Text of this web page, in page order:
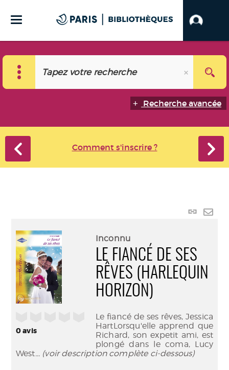
Recherche avancée
Comment s'inscrire ?
Lien
0avis
Inconnu
LE FIANCÉ DE SES
RÊVES (HARLEQUIN
HORIZON)
Le fiancé de ses rêves, Jessica
HartLorsqu'elle apprend que
Richard, son expetit ami, est
plongé dans le coma, Lucy
West... (voir description complète ci-dessous)